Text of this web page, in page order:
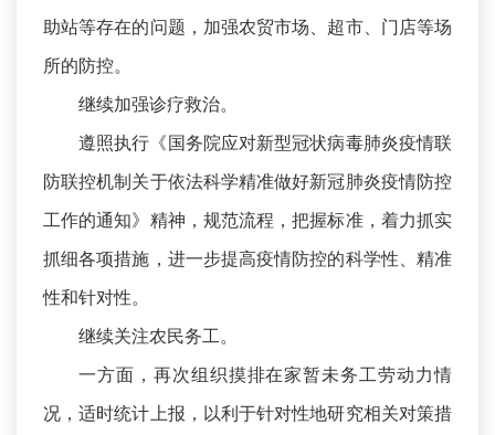
助站等存在的问题，加强农贸市场、超市、门店等场
所的防控。
继续加强诊疗救治。
遵照执行《国务院应对新型冠状病毒肺炎疫情联
防联控机制关于依法科学精准做好新冠肺炎疫情防控
工作的通知》精神，规范流程，把握标准，着力抓实
抓细各项措施，进一步提高疫情防控的科学性、精准
性和针对性。
继续关注农民务工。
一方面，再次组织摸排在家暂未务工劳动力情
况，适时统计上报，以利于针对性地研究相关对策措